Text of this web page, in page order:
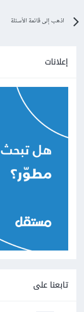
اذهب إلى قائمة الأسئلة
إعلانات
تابعنا على